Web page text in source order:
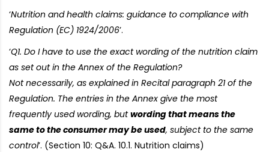
‘Nutrition and health claims: guidance to compliance with
Regulation (EC) 1924/2006’.
‘Q1. Do I have to use the exact wording of the nutrition claim
as set out in the Annex of the Regulation?
Not necessarily, as explained in Recital paragraph 21 of the
Regulation. The entries in the Annex give the most
frequently used wording, butwording that means the
same to the consumer may be used, subject to the same
control’. (Section 10: Q&A. 10.1. Nutrition claims)